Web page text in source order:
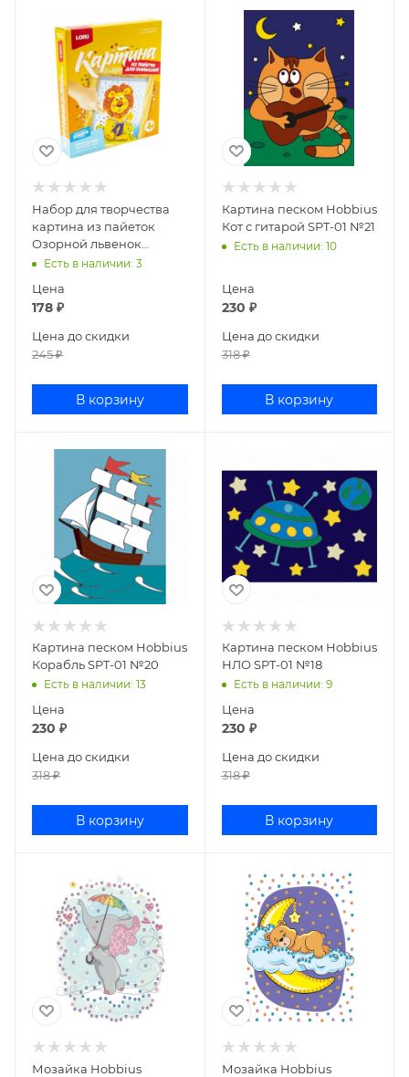
Набор для творчества
картина из пайеток
Озорной львенок
Мкс-002
Есть в наличии: 3
Цена
178 ₽
Цена до скидки
245₽
В корзину
Картина песком Hobbius
Кот с гитарой SPT-01 №21
Есть в наличии: 10
Цена
230 ₽
Цена до скидки
318₽
В корзину
Картина песком Hobbius
Корабль SPT-01 №20
Есть в наличии: 13
Цена
230 ₽
Цена до скидки
318₽
В корзину
Картина песком Hobbius
НЛО SPT-01 №18
Есть в наличии: 9
Цена
230 ₽
Цена до скидки
318₽
В корзину
Мозайка Hobbius
Мозайка Hobbius